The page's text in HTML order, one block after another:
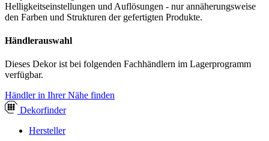
Helligkeitseinstellungen und Auflösungen - nur annäherungsweise
den Farben und Strukturen der gefertigten Produkte.
Händlerauswahl
Dieses Dekor ist bei folgenden Fachhändlern im Lagerprogramm
verfügbar.
Händler in Ihrer Nähe finden
Dekorfinder
Hersteller